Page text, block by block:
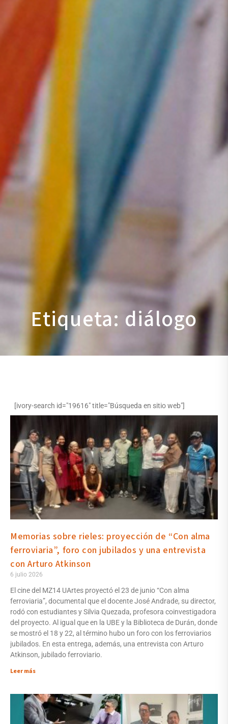
Etiqueta: diálogo
[ivory-search id="19616" title="Búsqueda en sitio web"]
Memorias sobre rieles: proyección de “Con alma
ferroviaria”, foro con jubilados y una entrevista
con Arturo Atkinson
6 julio 2026
El cine del MZ14 UArtes proyectó el 23 de junio “Con alma
ferroviaria”, documental que el docente José Andrade, su director,
rodó con estudiantes y Silvia Quezada, profesora coinvestigadora
del proyecto. Al igual que en la UBE y la Biblioteca de Durán, donde
se mostró el 18 y 22, al término hubo un foro con los ferroviarios
jubilados. En esta entrega, además, una entrevista con Arturo
Atkinson, jubilado ferroviario.
Leer más